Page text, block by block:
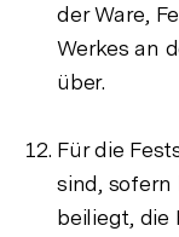
der Ware,
Werkes an
über.
Für die
sind, sofern
beiliegt, die